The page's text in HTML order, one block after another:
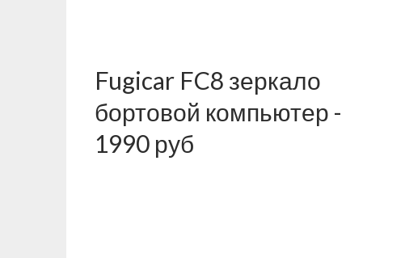
Fugicar FC8 зеркало
бортовой компьютер -
1990 руб